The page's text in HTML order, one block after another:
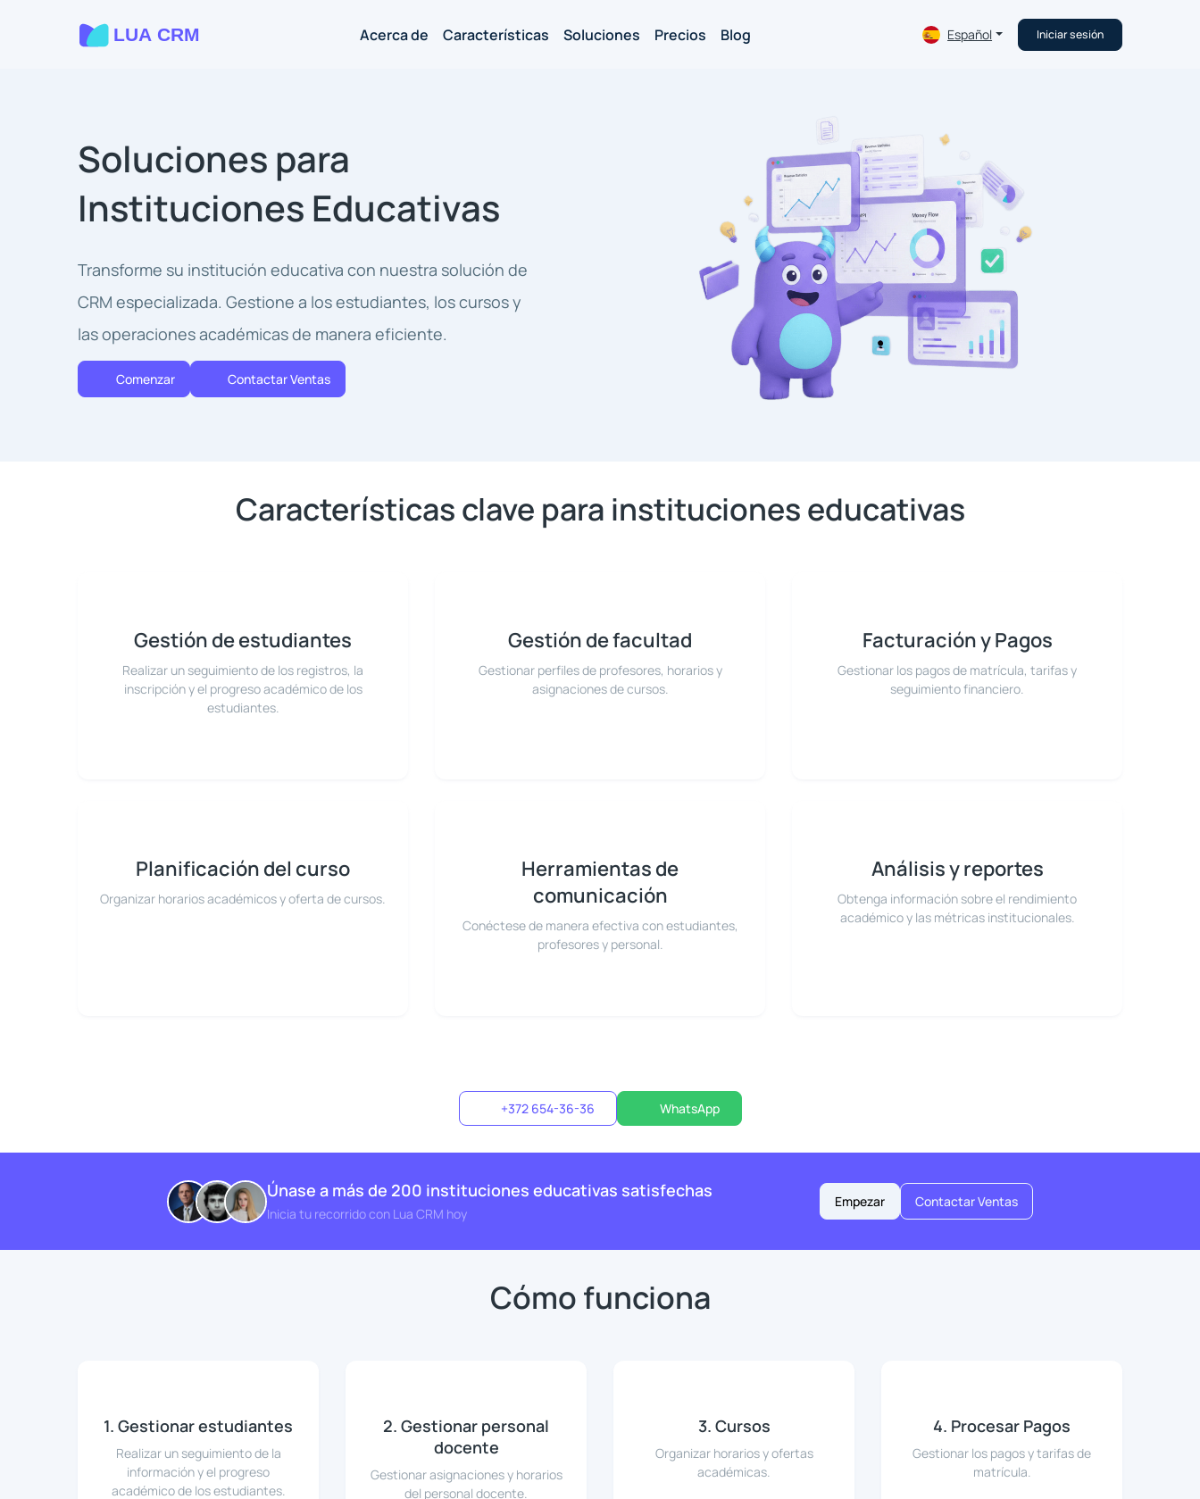
Acerca de Características Soluciones Precios Blog Español Iniciar sesión
Soluciones para
Instituciones Educativas
Transforme su institución educativa con nuestra solución de
CRM especializada. Gestione a los estudiantes, los cursos y
las operaciones académicas de manera eficiente.
Comenzar Contactar Ventas
Características clave para instituciones educativas
Gestión de estudiantes
Realizar un seguimiento de los registros, la
inscripción y el progreso académico de los
estudiantes.
Gestión de facultad
Gestionar perfiles de profesores, horarios y
asignaciones de cursos.
Facturación y Pagos
Gestionar los pagos de matrícula, tarifas y
seguimiento financiero.
Planificación del curso
Organizar horarios académicos y oferta de cursos.
Herramientas de
comunicación
Conéctese de manera efectiva con estudiantes,
profesores y personal.
Análisis y reportes
Obtenga información sobre el rendimiento
académico y las métricas institucionales.
+372 654-36-36 WhatsApp
Únase a más de 200 instituciones educativas satisfechas
Inicia tu recorrido con Lua CRM hoy
Empezar Contactar Ventas
Cómo funciona
1. Gestionar estudiantes
Realizar un seguimiento de la
información y el progreso
académico de los estudiantes.
2. Gestionar personal
docente
Gestionar asignaciones y horarios
del personal docente.
3. Cursos
Organizar horarios y ofertas
académicas.
4. Procesar Pagos
Gestionar los pagos y tarifas de
matrícula.